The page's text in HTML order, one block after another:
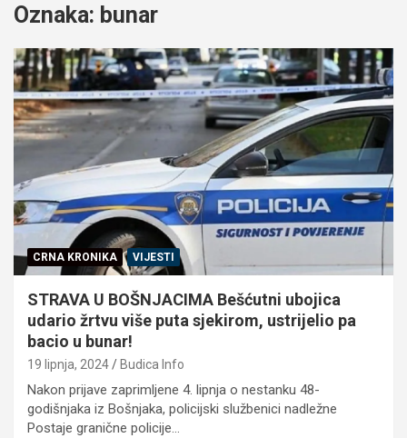
Oznaka: bunar
CRNA KRONIKA VIJESTI
STRAVA U BOŠNJACIMA Bešćutni ubojica
udario žrtvu više puta sjekirom, ustrijelio pa
bacio u bunar!
19 lipnja, 2024 Budica Info
Nakon prijave zaprimljene 4. lipnja o nestanku 48-
godišnjaka iz Bošnjaka, policijski službenici nadležne
Postaje granične policije…